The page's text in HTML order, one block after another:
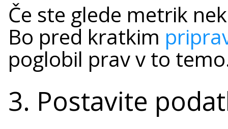
Če ste glede metrik
Bo pred kratkim
poglobil prav v to
3. Postavite